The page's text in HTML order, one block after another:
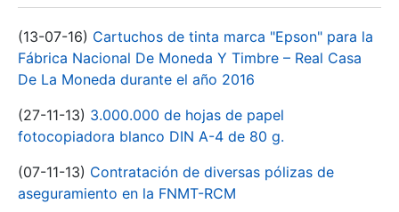
(13-07-16) Cartuchos de tinta marca "Epson" para la
Fábrica Nacional De Moneda Y Timbre – Real Casa
De La Moneda durante el año 2016
(27-11-13) 3.000.000 de hojas de papel
fotocopiadora blanco DIN A-4 de 80 g.
(07-11-13) Contratación de diversas pólizas de
aseguramiento en la FNMT-RCM